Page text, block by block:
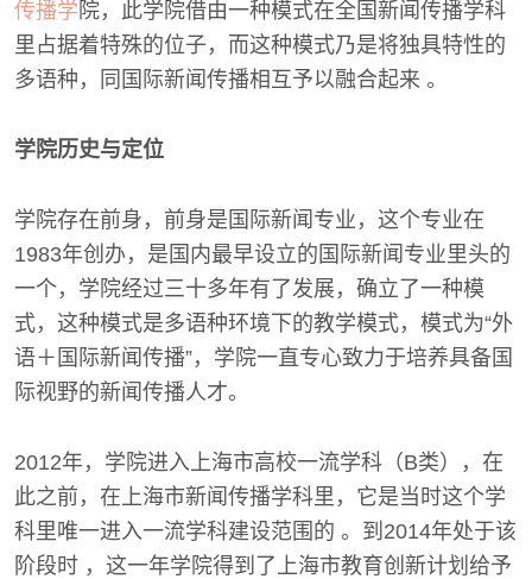
传播学 院，此学院借由一种模式在全国新闻传播学科
里占据着特殊的位子，而这种模式乃是将独具特性的
多语种，同国际新闻传播相互予以融合起来 。
学院历史与定位
学院存在前身，前身是国际新闻专业，这个专业在
1983年创办，是国内最早设立的国际新闻专业里头的
一个，学院经过三十多年有了发展，确立了一种模
式，这种模式是多语种环境下的教学模式，模式为“外
语＋国际新闻传播”，学院一直专心致力于培养具备国
际视野的新闻传播人才。
2012年，学院进入上海市高校一流学科（B类），在
此之前，在上海市新闻传播学科里，它是当时这个学
科里唯一进入一流学科建设范围的 。到2014年处于该
阶段时 ，这一年学院得到了上海市教育创新计划给予